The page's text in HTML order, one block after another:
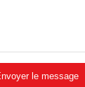
le message